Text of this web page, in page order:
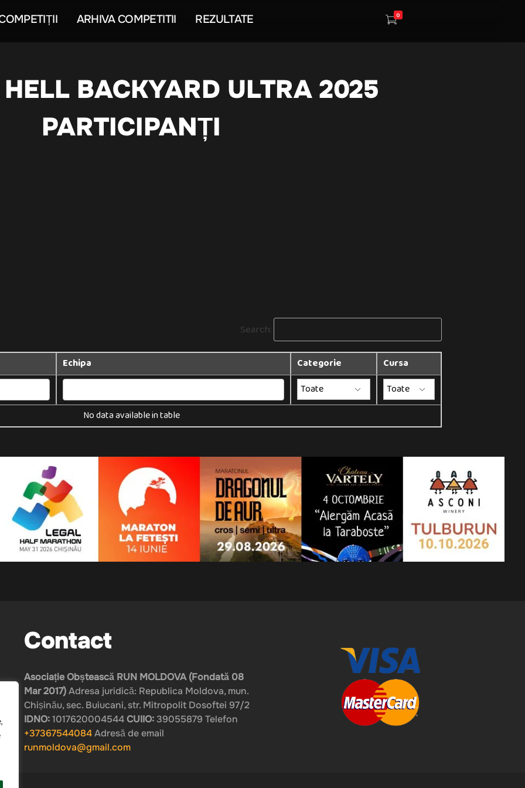
ARHIVA COMPETITII REZULTATE 0
HELL BACKYARD ULTRA 2025
PARTICIPANȚI
Search:
Echipa Categorie Cursa
No data available in table
Contact
Asociație Obștească RUN MOLDOVA (Fondată 08
Mar 2017)Adresa juridică: Republica Moldova, mun.
Chișinău, sec. Buiucani, str. Mitropolit Dosoftei 97/2
IDNO:1017620004544CUIIO:39055879 Telefon
+37367544084Adresă de email
runmoldova@gmail.com